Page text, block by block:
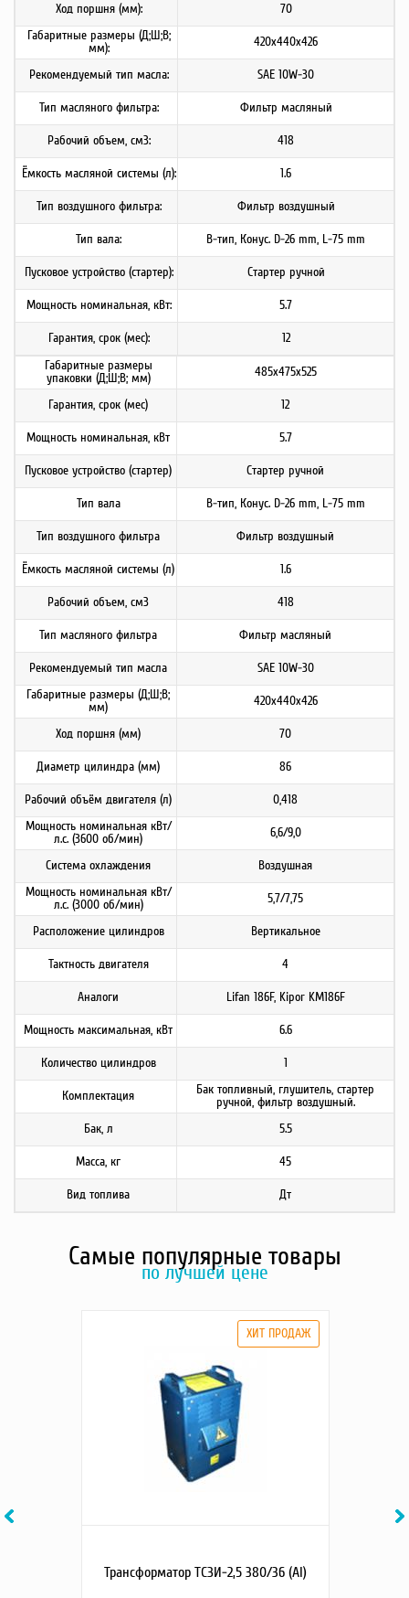
Ход поршня (мм):
70
Габаритные размеры (Д;Ш;В;
мм):
420х440х426
Рекомендуемый тип масла: SAE 10W-30
Тип масляного фильтра: Фильтр масляный
Рабочий объем, см3: 418
Ёмкость масляной системы (л): 1.6
Тип воздушного фильтра: Фильтр воздушный
Тип вала: B-тип, Конус. D-26 mm, L-75 mm
Пусковое устройство (стартер): Стартер ручной
Мощность номинальная, кВт: 5.7
Гарантия, срок (мес):
12
Габаритные размеры
упаковки (Д;Ш;В; мм)
485х475х525
Гарантия, срок (мес) 12
Мощность номинальная, кВт 5.7
Пусковое устройство (стартер) Стартер ручной
Тип вала B-тип, Конус. D-26 mm, L-75 mm
Тип воздушного фильтра Фильтр воздушный
Ёмкость масляной системы (л) 1.6
Рабочий объем, см3 418
Тип масляного фильтра Фильтр масляный
Рекомендуемый тип масла
SAE 10W-30
Габаритные размеры (Д;Ш;В;
мм)
420х440х426
Ход поршня (мм) 70
Диаметр цилиндра (мм) 86
Рабочий объём двигателя (л)
0,418
Мощность номинальная кВт/
л.с. (3600 об/мин)
6,6/9,0
Система охлаждения
Воздушная
Мощность номинальная кВт/
л.с. (3000 об/мин)
5,7/7,75
Расположение цилиндров Вертикальное
Тактность двигателя 4
Аналоги Lifan 186F, Kipor KM186F
Мощность максимальная, кВт 6.6
Количество цилиндров 1
Комплектация
Бак топливный, глушитель, стартер
ручной, фильтр воздушный.
Бак, л
5.5
Масса, кг 45
Вид топлива Дт
Самые популярные товары
по лучшей цене
Previous
Трансформатор ТСЗИ-2,5 380/36 (Al)